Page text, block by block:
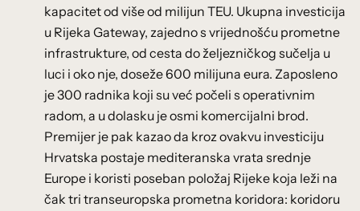
kapacitet od više od milijun TEU. Ukupna investicija
u Rijeka Gateway, zajedno s vrijednošću prometne
infrastrukture, od cesta do željezničkog sučelja u
luci i oko nje, doseže 600 milijuna eura. Zaposleno
je 300 radnika koji su već počeli s operativnim
radom, a u dolasku je osmi komercijalni brod.
Premijer je pak kazao da kroz ovakvu investiciju
Hrvatska postaje mediteranska vrata srednje
Europe i koristi poseban položaj Rijeke koja leži na
čak tri transeuropska prometna koridora: koridoru